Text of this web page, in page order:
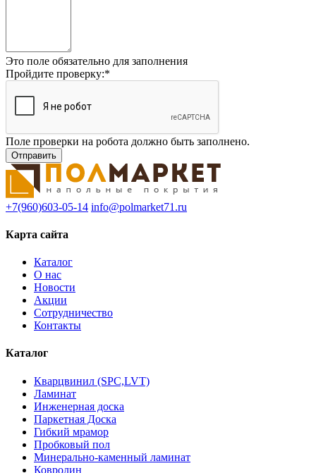
Это поле обязательно для заполнения
Пройдите проверку:*
Поле проверки на робота должно быть заполнено.
+7(960)603-05-14 info@polmarket71.ru
Карта сайта
Каталог
О нас
Новости
Акции
Сотрудничество
Контакты
Каталог
Кварцвинил (SPC,LVT)
Ламинат
Инженерная доска
Паркетная Доска
Гибкий мрамор
Пробковый пол
Минерально-каменный ламинат
Ковролин